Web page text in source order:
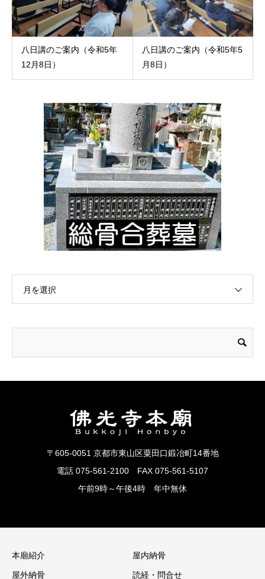
八日講のご案内（令和5年
12月8日）
八日講のご案内（令和5年5
月8日）
月を選択
〒605-0051 京都市東山区粟田口鍛冶町14番地
電話 075-561-2100 FAX 075-561-5107
午前9時～午後4時 年中無休
本廟紹介 屋内納骨
屋外納骨 読経・問合せ